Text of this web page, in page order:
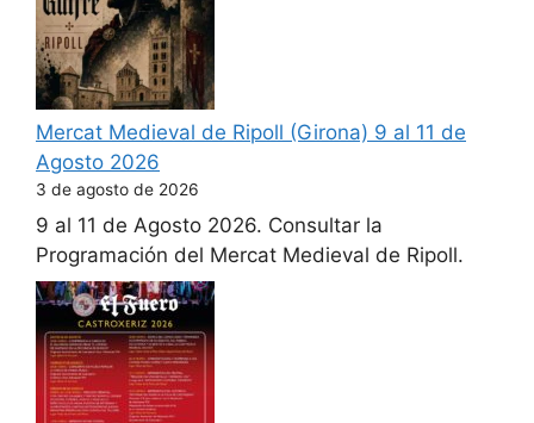
Mercat Medieval de Ripoll (Girona) 9 al 11 de
Agosto 2026
3 de agosto de 2026
9 al 11 de Agosto 2026. Consultar la
Programación del Mercat Medieval de Ripoll.